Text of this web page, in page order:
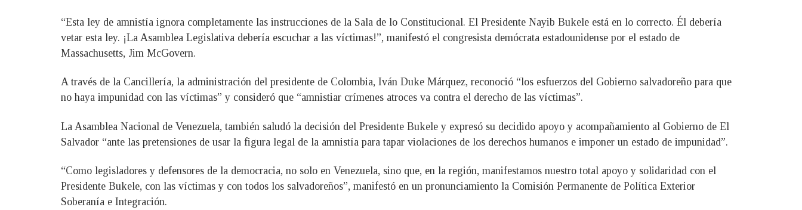
“Esta ley de amnistía ignora completamente las instrucciones de la Sala de lo Constitucional. El Presidente Nayib Bukele está en lo correcto. Él debería
vetar esta ley. ¡La Asamblea Legislativa debería escuchar a las víctimas!”, manifestó el congresista demócrata estadounidense por el estado de
Massachusetts, Jim McGovern.
A través de la Cancillería, la administración del presidente de Colombia, Iván Duke Márquez, reconoció “los esfuerzos del Gobierno salvadoreño para que
no haya impunidad con las víctimas” y consideró que “amnistiar crímenes atroces va contra el derecho de las víctimas”.
La Asamblea Nacional de Venezuela, también saludó la decisión del Presidente Bukele y expresó su decidido apoyo y acompañamiento al Gobierno de El
Salvador “ante las pretensiones de usar la figura legal de la amnistía para tapar violaciones de los derechos humanos e imponer un estado de impunidad”.
“Como legisladores y defensores de la democracia, no solo en Venezuela, sino que, en la región, manifestamos nuestro total apoyo y solidaridad con el
Presidente Bukele, con las víctimas y con todos los salvadoreños”, manifestó en un pronunciamiento la Comisión Permanente de Política Exterior
Soberanía e Integración.